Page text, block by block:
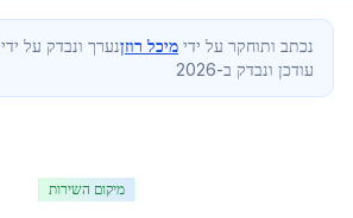
נכתב ותוחקר על ידי מיכל רוזןנערך ונבדק על ידי
עודכן ונבדק ב-2026
מיקום השירות